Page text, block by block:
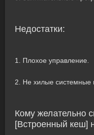
Недостатки:
1. Плохое управление.
2. Не хилые системные
Кому желательно
[Встроенный кеш]